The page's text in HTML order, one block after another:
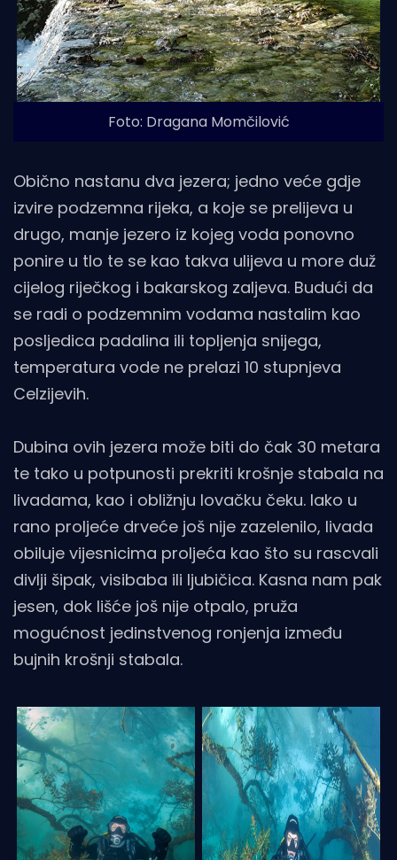
Foto: Dragana Momčilović
Obično nastanu dva jezera; jedno veće gdje
izvire podzemna rijeka, a koje se prelijeva u
drugo, manje jezero iz kojeg voda ponovno
ponire u tlo te se kao takva ulijeva u more duž
cijelog riječkog i bakarskog zaljeva. Budući da
se radi o podzemnim vodama nastalim kao
posljedica padalina ili topljenja snijega,
temperatura vode ne prelazi 10 stupnjeva
Celzijevih.
Dubina ovih jezera može biti do čak 30 metara
te tako u potpunosti prekriti krošnje stabala na
livadama, kao i obližnju lovačku čeku. Iako u
rano proljeće drveće još nije zazelenilo, livada
obiluje vijesnicima proljeća kao što su rascvali
divlji šipak, visibaba ili ljubičica. Kasna nam pak
jesen, dok lišće još nije otpalo, pruža
mogućnost jedinstvenog ronjenja između
bujnih krošnji stabala.